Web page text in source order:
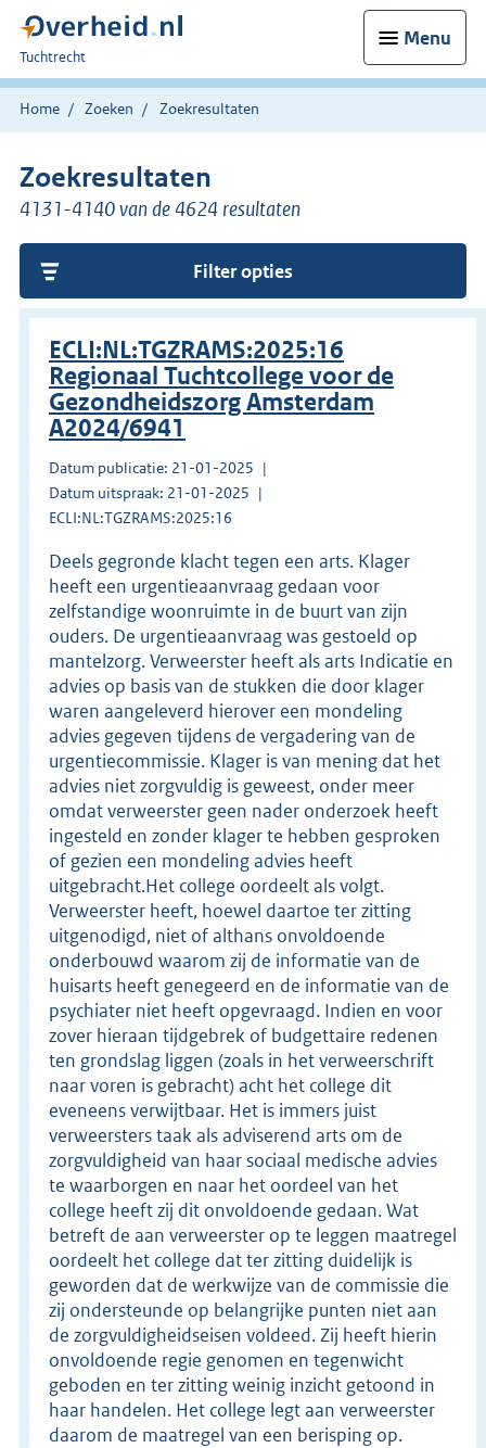
Menu
U
bent
hier:
Tuchtrecht
Home Zoeken Zoekresultaten
Zoekresultaten
4131-4140 van de 4624 resultaten
Filter opties
ECLI:NL:TGZRAMS:2025:16
Regionaal Tuchtcollege voor de
Gezondheidszorg Amsterdam
A2024/6941
Datum publicatie: 21-01-2025
Datum uitspraak: 21-01-2025
ECLI:NL:TGZRAMS:2025:16
Deels gegronde klacht tegen een arts. Klager
heeft een urgentieaanvraag gedaan voor
zelfstandige woonruimte in de buurt van zijn
ouders. De urgentieaanvraag was gestoeld op
mantelzorg. Verweerster heeft als arts Indicatie en
advies op basis van de stukken die door klager
waren aangeleverd hierover een mondeling
advies gegeven tijdens de vergadering van de
urgentiecommissie. Klager is van mening dat het
advies niet zorgvuldig is geweest, onder meer
omdat verweerster geen nader onderzoek heeft
ingesteld en zonder klager te hebben gesproken
of gezien een mondeling advies heeft
uitgebracht.Het college oordeelt als volgt.
Verweerster heeft, hoewel daartoe ter zitting
uitgenodigd, niet of althans onvoldoende
onderbouwd waarom zij de informatie van de
huisarts heeft genegeerd en de informatie van de
psychiater niet heeft opgevraagd. Indien en voor
zover hieraan tijdgebrek of budgettaire redenen
ten grondslag liggen (zoals in het verweerschrift
naar voren is gebracht) acht het college dit
eveneens verwijtbaar. Het is immers juist
verweersters taak als adviserend arts om de
zorgvuldigheid van haar sociaal medische advies
te waarborgen en naar het oordeel van het
college heeft zij dit onvoldoende gedaan. Wat
betreft de aan verweerster op te leggen maatregel
oordeelt het college dat ter zitting duidelijk is
geworden dat de werkwijze van de commissie die
zij ondersteunde op belangrijke punten niet aan
de zorgvuldigheidseisen voldeed. Zij heeft hierin
onvoldoende regie genomen en tegenwicht
geboden en ter zitting weinig inzicht getoond in
haar handelen. Het college legt aan verweerster
daarom de maatregel van een berisping op.